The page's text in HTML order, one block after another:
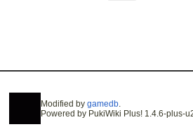
Modified bygamedb.
Powered by PukiWiki Plus! 1.4.6-plus-